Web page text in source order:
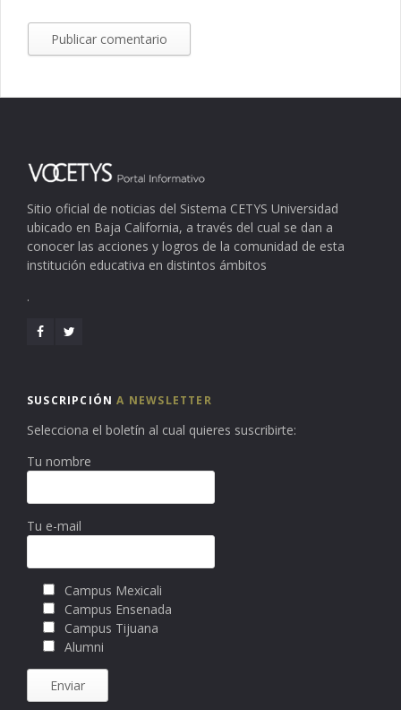
Sitio oficial de noticias del Sistema CETYS Universidad
ubicado en Baja California, a través del cual se dan a
conocer las acciones y logros de la comunidad de esta
institución educativa en distintos ámbitos
.
SUSCRIPCIÓNA NEWSLETTER
Selecciona el boletín al cual quieres suscribirte:
Tu nombre
Tu e-mail
Campus Mexicali
Campus Ensenada
Campus Tijuana
Alumni